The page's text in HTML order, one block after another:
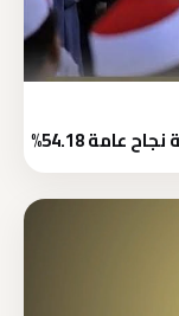
عامة 54.18%